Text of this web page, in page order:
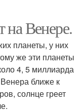
Венере.
планеты, у них
же эти планеты
4, 5 миллиарда
ближе к
солнце греет